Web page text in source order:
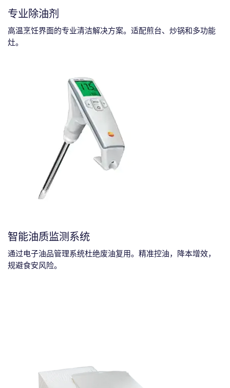
专业除油剂
高温烹饪界面的专业清洁解决方案。适配煎台、炒锅和多功能
灶。
智能油质监测系统
通过电子油品管理系统杜绝废油复用。精准控油，降本增效，
规避食安风险。